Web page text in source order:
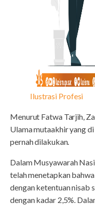
Ilustrasi Profesi
Menurut Fatwa Tarjih,
Ulama mutaakhir yang
pernah dilakukan.
Dalam Musyawarah
telah menetapkan
dengan ketentuan nisab
dengan kadar 2,5%.